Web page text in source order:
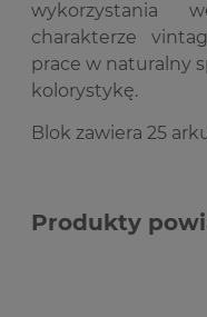
wykorzystania
charakterze
prace w naturalny
kolorystykę.
Blok zawiera 25
Produkty